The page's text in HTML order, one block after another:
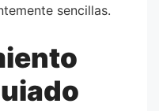
sencillas.